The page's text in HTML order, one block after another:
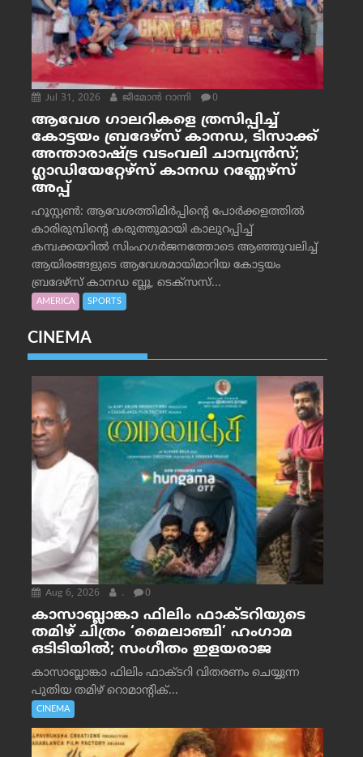
Jul 31, 2026 ജീമോന്‍ റാന്നി 0
ആവേശ ഗാലറികളെ ത്രസിപ്പിച്ച്
കോട്ടയം ബ്രദേഴ്‌സ് കാനഡ, ടിസാക്ക്
അന്താരാഷ്ട്ര വടംവലി ചാമ്പ്യന്‍സ്;
ഗ്ലാഡിയേറ്റേഴ്‌സ് കാനഡ റണ്ണേഴ്‌സ്
അപ്പ്
ഹൂസ്റ്റണ്‍: ആവേശത്തിമിര്‍പ്പിന്റെ പോര്‍ക്കളത്തില്‍
കാരിരുമ്പിന്റെ കരുത്തുമായി കാലുറപ്പിച്ച്
കമ്പക്കയറില്‍ സിംഹഗര്‍ജനത്തോടെ ആഞ്ഞുവലിച്ച്
ആയിരങ്ങളുടെ ആവേശമായിമാറിയ കോട്ടയം
ബ്രദേഴ്‌സ് കാനഡ ബ്ലൂ, ടെക്‌സസ്...
AMERICA SPORTS
CINEMA
Aug 6, 2026 . 0
കാസാബ്ലാങ്കാ ഫിലിം ഫാക്ടറിയുടെ
തമിഴ് ചിത്രം ‘മൈലാഞ്ചി’ ഹംഗാമ
ഒടിടിയിൽ; സംഗീതം ഇളയരാജ
കാസാബ്ലാങ്കാ ഫിലിം ഫാക്ടറി വിതരണം ചെയ്യുന്ന
പുതിയ തമിഴ് റൊമാന്റിക്...
CINEMA